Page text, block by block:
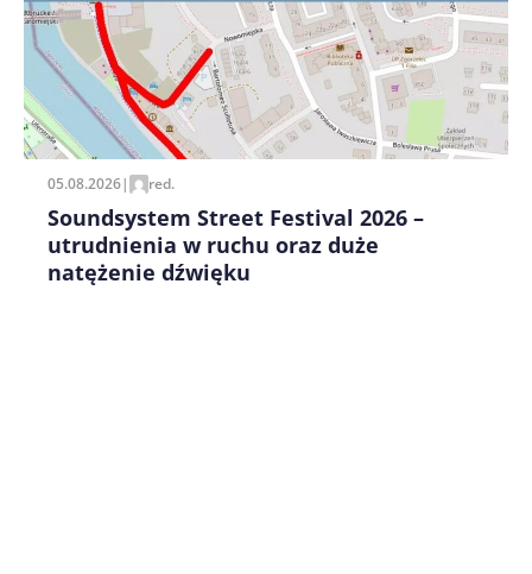
Zapamiętaj moje dane w tej przeglądarce podczas
pisania kolejnych komentarzy.
05.08.2026| red.
Soundsystem Street Festival 2026 –
utrudnienia w ruchu oraz duże
natężenie dźwięku